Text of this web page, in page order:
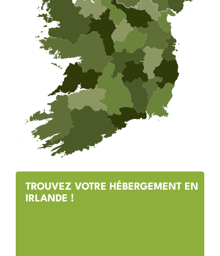
TROUVEZ VOTRE HÉBERGEMENT EN
IRLANDE !